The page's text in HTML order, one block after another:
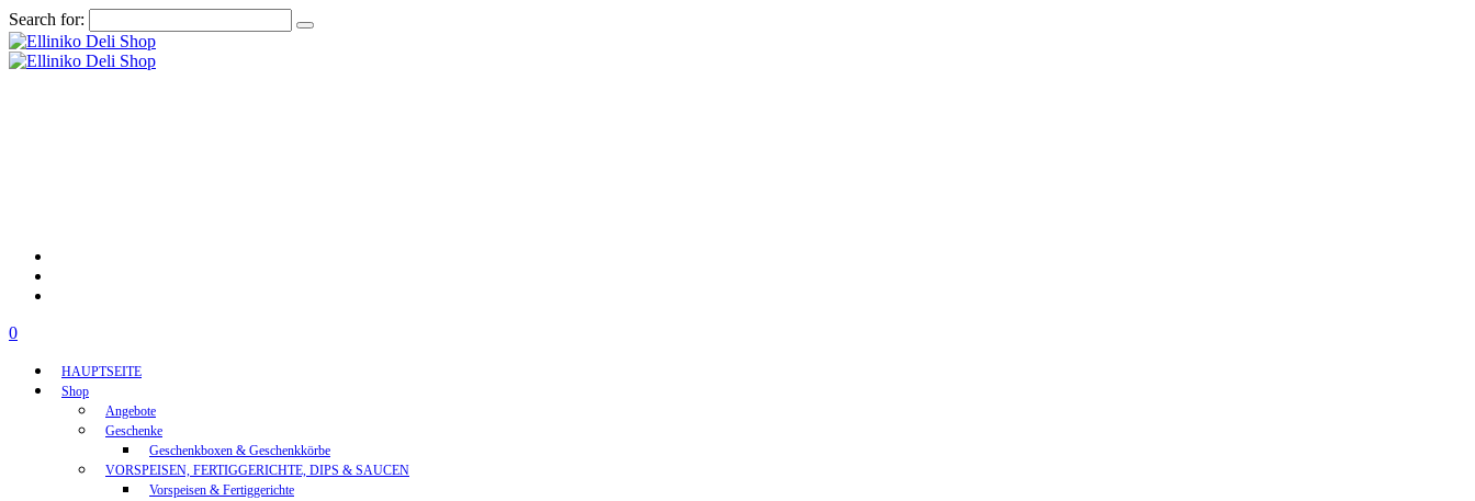
Search for:
0
HAUPTSEITE
Shop
Angebote
Geschenke
Geschenkboxen & Geschenkkörbe
VORSPEISEN, FERTIGGERICHTE, DIPS & SAUCEN
Vorspeisen & Fertiggerichte